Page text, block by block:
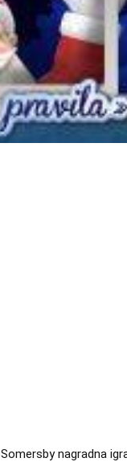
Somersby nagradna
INA nagradna igra